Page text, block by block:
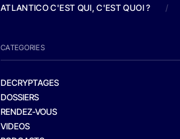
ATLANTICO C'EST QUI, C'EST QUOI ? /
CATEGORIES
DECRYPTAGES
DOSSIERS
RENDEZ-VOUS
VIDEOS